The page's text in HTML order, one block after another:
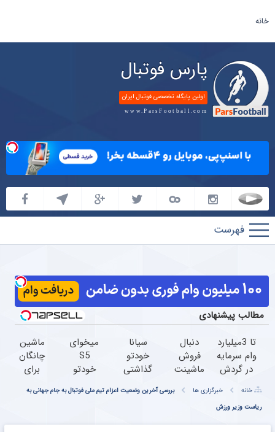
خانه
پارس فوتبال
اولین پایگاه تخصصی فوتبال ایران
www.ParsFootball.com
پارس
فوتبال
مطالب پیشنهادی
تا 3میلیارد
وام سرمایه
در گردش
=>
فروشگاهت
رو ثبت
دنبال
فروش
ماشینت
؟ اینجا
سریع
سیانا
خودتو
گذاشتی
فروش؟
راحتی
میخوای
S5
خودتو
اینجا
منصفانه
ماشین
چانگان
برای
داری؟
سریع
خانه خبرگزاری ها
بررسی آخرین وضعیت اعزام تیم ملی فوتبال به جام جهانی به
ریاست وزیر ورزش